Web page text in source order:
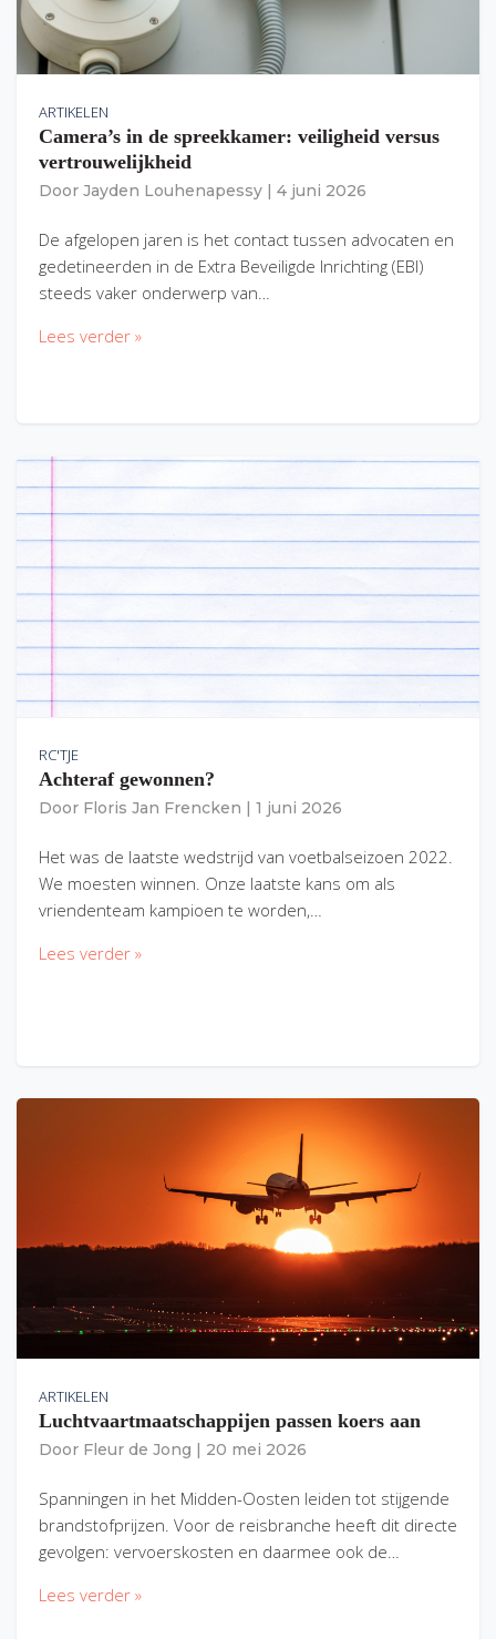
ARTIKELEN
Camera’s in de spreekkamer: veiligheid versus
vertrouwelijkheid
Door Jayden Louhenapessy 4 juni 2026
De afgelopen jaren is het contact tussen advocaten en
gedetineerden in de Extra Beveiligde Inrichting (EBI)
steeds vaker onderwerp van…
Lees verder »
RC'TJE
Achteraf gewonnen?
Door Floris Jan Frencken 1 juni 2026
Het was de laatste wedstrijd van voetbalseizoen 2022.
We moesten winnen. Onze laatste kans om als
vriendenteam kampioen te worden,…
Lees verder »
ARTIKELEN
Luchtvaartmaatschappijen passen koers aan
Door Fleur de Jong 20 mei 2026
Spanningen in het Midden-Oosten leiden tot stijgende
brandstofprijzen. Voor de reisbranche heeft dit directe
gevolgen: vervoerskosten en daarmee ook de…
Lees verder »